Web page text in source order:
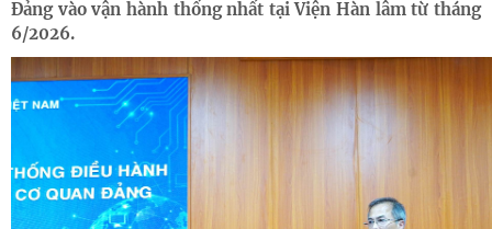
Đảng vào vận hành thống nhất tại Viện Hàn lâm từ tháng
6/2026.